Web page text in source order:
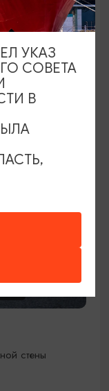
стены
УКАЗ
СОВЕТА
В